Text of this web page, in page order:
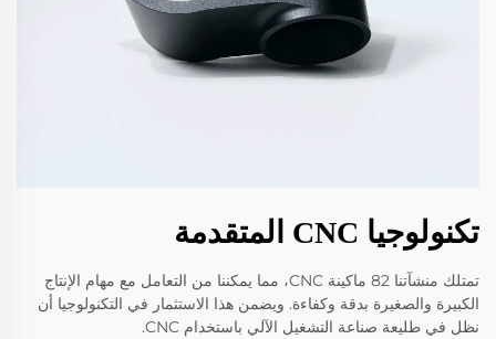
تكنولوجيا CNC المتقدمة
تمتلك منشآتنا 82 ماكينة CNC، مما يمكننا من التعامل مع مهام الإنتاج
الكبيرة والصغيرة بدقة وكفاءة. ويضمن هذا الاستثمار في التكنولوجيا أن
نظل في طليعة صناعة التشغيل الآلي باستخدام CNC.